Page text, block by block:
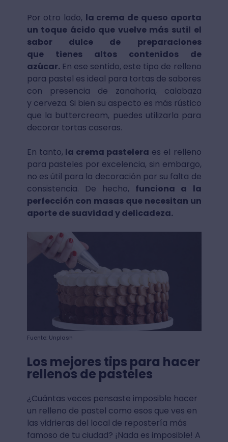
Por otro lado, la crema de queso aporta
un toque ácido que vuelve más sutil el
sabor dulce de preparaciones
que tienes altos contenidos de
azúcar.En ese sentido, este tipo de relleno
para pastel es ideal para tortas de sabores
con presencia de zanahoria, calabaza
y cerveza. Si bien su aspecto es más rústico
que la buttercream, puedes utilizarla para
decorar tortas caseras.
En tanto, la crema pastelera es el relleno
para pasteles por excelencia, sin embargo,
no es útil para la decoración por su falta de
consistencia. De hecho, funciona a la
perfección con masas que necesitan un
aporte de suavidad y delicadeza.
Fuente: Unplash
Los mejores tips para hacer
rellenos de pasteles
¿Cuántas veces pensaste imposible hacer
un relleno de pastel como esos que ves en
las vidrieras del local de repostería más
famoso de tu ciudad? ¡Nada es imposible! A